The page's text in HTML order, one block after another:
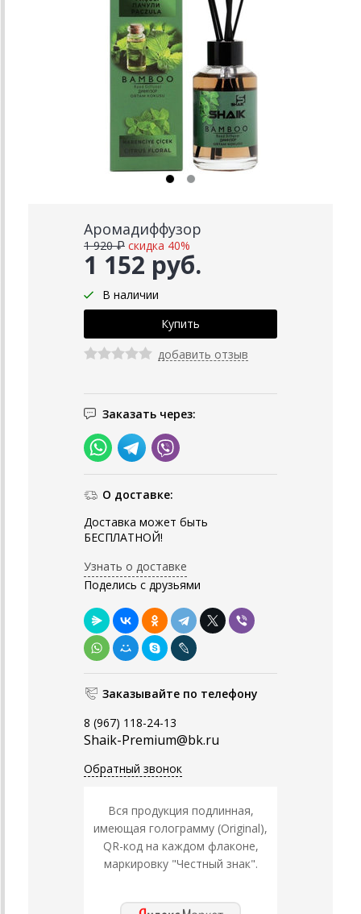
Аромадиффузор
1 152 руб.
1 920 ₽ скидка 40%
В наличии
добавить отзыв
Заказать через:
О доставке:
Доставка может быть
БЕСПЛАТНОЙ!
Узнать о доставке
Поделись с друзьями
Заказывайте по телефону
8 (967) 118-24-13
Shaik-Premium@bk.ru
Обратный звонок
Вся продукция подлинная,
имеющая голограмму (Original),
QR-код на каждом флаконе,
маркировку "Честный знак".